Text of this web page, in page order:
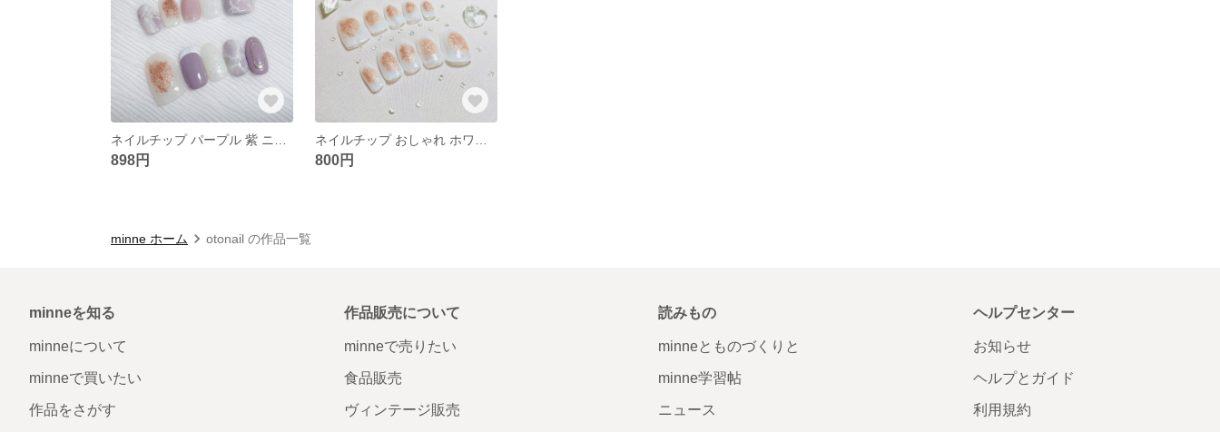
898円 800円
minne ホーム otonail の作品一覧
minneを知る
minneについて
minneで買いたい
作品をさがす
作品販売について
minneで売りたい
食品販売
ヴィンテージ販売
読みもの
minneとものづくりと
minne学習帖
ニュース
ヘルプセンター
お知らせ
ヘルプとガイド
利用規約